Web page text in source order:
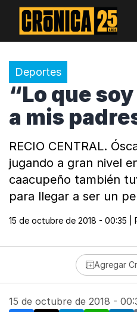
Deportes
“Lo que
a mis
RECIO CENTRAL.
jugando a gran nivel
caacupeño también
para llegar a ser un
15 de octubre de 2018 - 00:35 |
Agregar
15 de octubre de 2018 -